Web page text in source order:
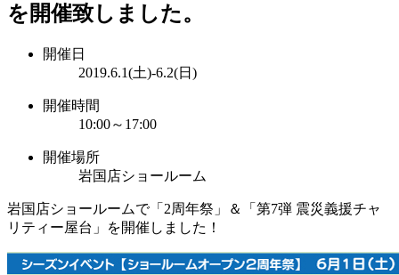
を開催致しました。
開催日
2019.6.1(土)-6.2(日)
開催時間
10:00～17:00
開催場所
岩国店ショールーム
岩国店ショールームで「2周年祭」＆「第7弾 震災義援チャ
リティー屋台」を開催しました！